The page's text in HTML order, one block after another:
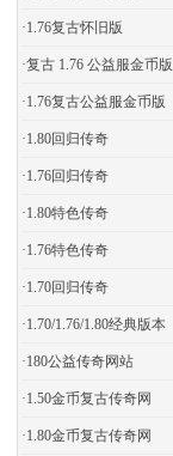
·1.76复古怀旧版
·复古 1.76 公益服金币
·1.76复古公益服金币版
·1.80回归传奇
·1.76回归传奇
·1.80特色传奇
·1.76特色传奇
·1.70回归传奇
·1.70/1.76/1.80经典版本
·180公益传奇网站
·1.50金币复古传奇网
·1.80金币复古传奇网